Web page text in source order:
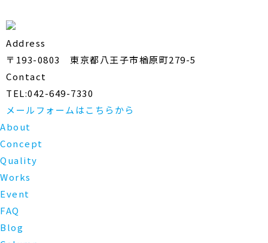
Address
〒193-0803 東京都八王子市楢原町279-5
Contact
TEL:042-649-7330
メールフォームはこちらから
About
Concept
Quality
Works
Event
FAQ
Blog